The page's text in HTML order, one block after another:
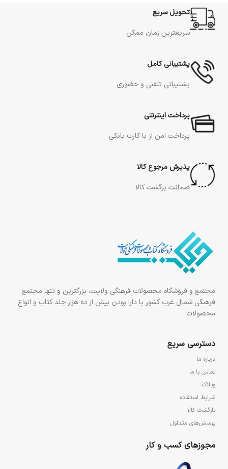
تحویل سریع
سریعترین زمان ممکن
پشتیبانی کامل
پشتیبانی تلفنی و حضوری
پرداخت اینترنتی
پرداخت امن از با کارت بانکی
پذیرش مرجوع کالا
ضمانت برگشت کالا
مجتمع و فروشگاه محصولات فرهنگی ولایت، بزرگترین و تنها مجتمع
فرهنگی شمال غرب کشور با دارا بودن بیش از ده هزار جلد کتاب و انواع
محصولات
دسترسی سریع
درباره ما
تماس با ما
وبلاگ
شرایط استفاده
بازگشت کالا
پرسش‌های متداول
مجوزهای کسب و کار